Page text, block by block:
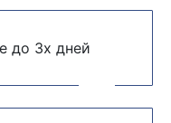
до 3х дней